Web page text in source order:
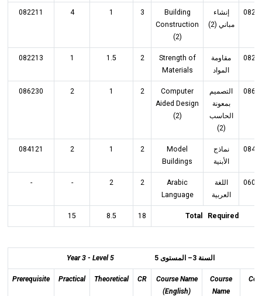
إنشاء
مباني (2)
Building
Construction
(2)
3
1
4
082211
مقاومة
المواد
Strength of
Materials
2
1.5
1
082213
التصميم
بمعونة
الحاسب
(2)
Computer
Aided Design
(2)
2
1
2
086230
نماذج
الأبنية
Model
Buildings
2
1
2
084121
اللغة
العربية
Arabic
Language
2
2
-
-
Total Required
18
8.5
15
السنة 3– المستوى 5 Year 3 - Level 5
Course
Name
Course Name
(English)
CR
Theoretical
Practical
Prerequisite